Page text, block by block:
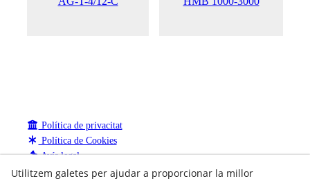
Política de privacitat
Política de Cookies
Avís legal
Canal de denúncies
Utilitzem galetes per ajudar a proporcionar la millor